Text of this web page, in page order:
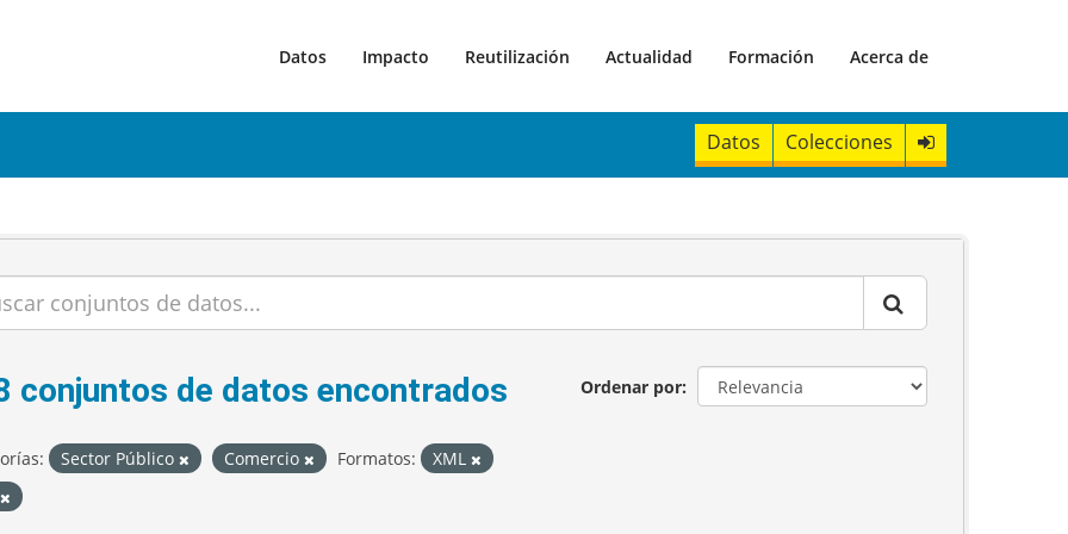
Datos Impacto Reutilización Actualidad Formación Acerca de
Datos Colecciones
Ordenar por
conjuntos de datos encontrados
Sector Público Comercio Formatos:
XML